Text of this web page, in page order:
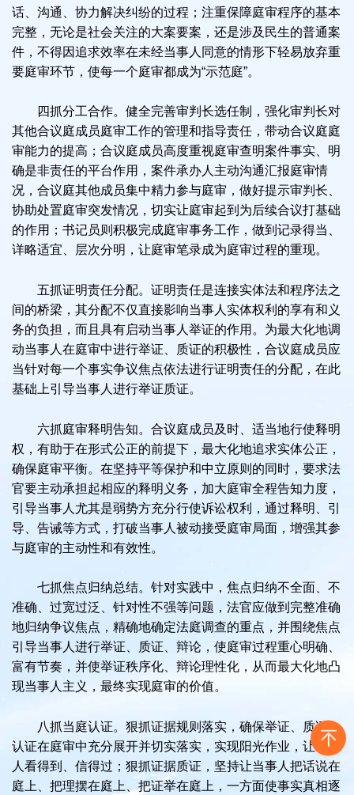
话、沟通、协力解决纠纷的过程；注重保障庭审程序的基本
完整，无论是社会关注的大案要案，还是涉及民生的普通案
件，不得因追求效率在未经当事人同意的情形下轻易放弃重
要庭审环节，使每一个庭审都成为“示范庭”。
四抓分工合作。健全完善审判长选任制，强化审判长对
其他合议庭成员庭审工作的管理和指导责任，带动合议庭庭
审能力的提高；合议庭成员高度重视庭审查明案件事实、明
确是非责任的平台作用，案件承办人主动沟通汇报庭审情
况，合议庭其他成员集中精力参与庭审，做好提示审判长、
协助处置庭审突发情况，切实让庭审起到为后续合议打基础
的作用；书记员则积极完成庭审事务工作，做到记录得当、
详略适宜、层次分明，让庭审笔录成为庭审过程的重现。
五抓证明责任分配。证明责任是连接实体法和程序法之
间的桥梁，其分配不仅直接影响当事人实体权利的享有和义
务的负担，而且具有启动当事人举证的作用。为最大化地调
动当事人在庭审中进行举证、质证的积极性，合议庭成员应
当针对每一个事实争议焦点依法进行证明责任的分配，在此
基础上引导当事人进行举证质证。
六抓庭审释明告知。合议庭成员及时、适当地行使释明
权，有助于在形式公正的前提下，最大化地追求实体公正，
确保庭审平衡。在坚持平等保护和中立原则的同时，要求法
官要主动承担起相应的释明义务，加大庭审全程告知力度，
引导当事人尤其是弱势方充分行使诉讼权利，通过释明、引
导、告诫等方式，打破当事人被动接受庭审局面，增强其参
与庭审的主动性和有效性。
七抓焦点归纳总结。针对实践中，焦点归纳不全面、不
准确、过宽过泛、针对性不强等问题，法官应做到完整准确
地归纳争议焦点，精确地确定法庭调查的重点，并围绕焦点
引导当事人进行举证、质证、辩论，使庭审过程重心明确、
富有节奏，并使举证秩序化、辩论理性化，从而最大化地凸
现当事人主义，最终实现庭审的价值。
八抓当庭认证。狠抓证据规则落实，确保举证、质证、
认证在庭审中充分展开并切实落实，实现阳光作业，让当事
人看得到、信得过；狠抓证据质证，坚持让当事人把话说在
庭上、把理摆在庭上、把证举在庭上，一方面使事实真相逐